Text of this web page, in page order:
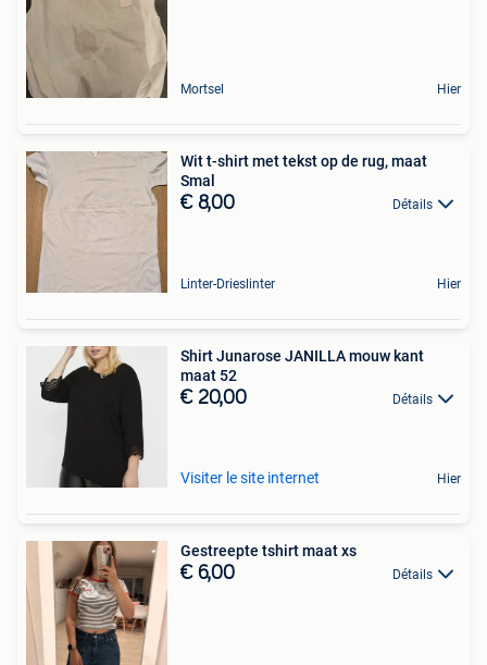
Mortsel Hier
Wit t-shirt met tekst op de rug, maat
Smal
€ 8,00 Détails
Linter-Drieslinter Hier
Shirt Junarose JANILLA mouw kant
maat 52
€ 20,00 Détails
Visiter le site internet Hier
Gestreepte tshirt maat xs
€ 6,00 Détails